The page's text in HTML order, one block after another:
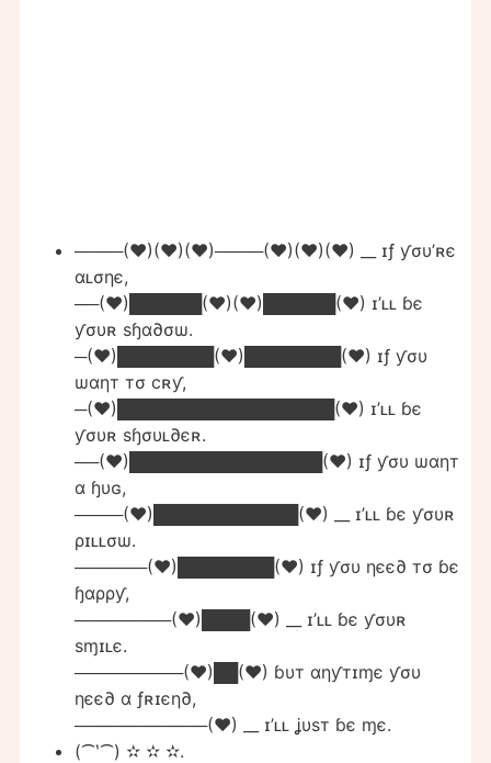
────(♥)(♥)(♥)────(♥)(♥)(♥) __ ɪƒ ƴσυ’ʀє
αʟσηє,
──(♥)██████(♥)(♥)██████(♥) ɪ’ʟʟ ɓє
ƴσυʀ ѕɧα∂σѡ.
─(♥)████████(♥)████████(♥) ɪƒ ƴσυ
ѡαηт тσ cʀƴ,
─(♥)██████████████████(♥) ɪ’ʟʟ ɓє
ƴσυʀ ѕɧσυʟ∂єʀ.
──(♥)████████████████(♥) ɪƒ ƴσυ ѡαηт
α ɧυɢ,
────(♥)████████████(♥) __ ɪ’ʟʟ ɓє ƴσυʀ
ρɪʟʟσѡ.
──────(♥)████████(♥) ɪƒ ƴσυ ηєє∂ тσ ɓє
ɧαρρƴ,
────────(♥)████(♥) __ ɪ’ʟʟ ɓє ƴσυʀ
ѕɱɪʟє.
─────────(♥)██(♥) ɓυт αηƴтɪɱє ƴσυ
ηєє∂ α ƒʀɪєη∂,
───────────(♥) __ ɪ’ʟʟ ʝυѕт ɓє ɱє.
(⁀‵⁀) ✫ ✫ ✫.